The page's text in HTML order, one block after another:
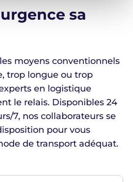
sa
moyens conventionnels
trop longue ou trop
en logistique
le relais. Disponibles 24
7, nos collaborateurs se
pour vous
de transport adéquat.